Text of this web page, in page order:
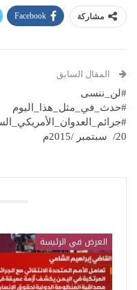
مشاركة Facebook
المقال السابق
#لن_ننسى
#حدث_في_مثل_هذا_اليوم
20/ سبتمبر /2015م
العرض في الرئيسة